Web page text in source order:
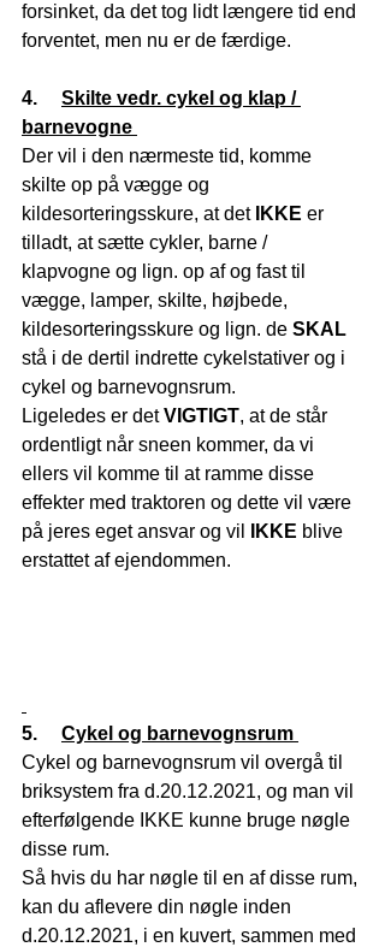
forsinket, da det tog lidt længere tid end
forventet, men nu er de færdige.
4. Skilte vedr. cykel og klap /
barnevogne
Der vil i den nærmeste tid, komme
skilte op på vægge og
kildesorteringsskure, at det IKKE er
tilladt, at sætte cykler, barne /
klapvogne og lign. op af og fast til
vægge, lamper, skilte, højbede,
kildesorteringsskure og lign. de SKAL
stå i de dertil indrette cykelstativer og i
cykel og barnevognsrum.
Ligeledes er det VIGTIGT, at de står
ordentligt når sneen kommer, da vi
ellers vil komme til at ramme disse
effekter med traktoren og dette vil være
på jeres eget ansvar og vil
IKKE blive
erstattet af ejendommen.
5. Cykel og barnevognsrum
Cykel og barnevognsrum vil overgå til
briksystem fra d.20.12.2021, og man vil
efterfølgende IKKE kunne bruge nøgle
disse rum.
Så hvis du har nøgle til en af disse rum,
kan du aflevere din nøgle inden
d.20.12.2021, i en kuvert, sammen med